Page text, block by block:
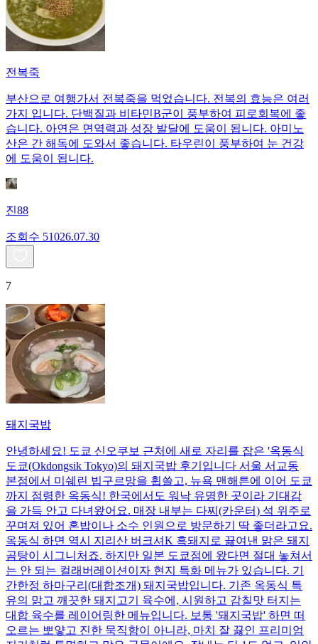
전복죽
부산으로 여행가서 전복죽을 먹었습니다. 전복의 효능은 여러
가지 입니다. 단백질과 비타민B군이 풍부하여 피로회복에 좋
습니다. 아연은 면역력과 성장 발달에 도움이 됩니다. 아미노
산은 간 해독에 도와서 좋습니다. 타우린이 풍부하여 눈 건강
에 도움이 됩니다.
진88
조회수 51026.07.30
7
돼지국밥
안녕하세요! 도쿄 신오쿠보 근처에 새로 자리를 잡은 '옥동식
도쿄(Okdongsik Tokyo)의 돼지국밥 후기입니다 서울 서교동
본점에서 미쉐린 빕구르망을 휩쓸고, 뉴욕 맨해튼에 이어 도쿄
까지 점령한 옥동식! 한국에서도 워낙 유명한 곳이라 기대감
을 가득 안고 다녀왔어요. 매장 내부는 다찌(카운터) 석 위주로
꾸며져 있어 혼밥이나 소수 인원으로 방문하기 딱 좋더라고요.
옥동식 하면 역시 지리산 버크셔K 흑돼지로 끓여낸 맑은 돼지
곰탕이 시그니처죠. 하지만 일본 도쿄점에 왔다면 절대 놓쳐서
는 안 되는 컬래버레이션이자 현지 특화 메뉴가 있습니다. 기
간한정 하마구리(대합조개) 돼지국밥입니다. 기존 옥동식 특
유의 맑고 깨끗한 돼지고기 육수에, 시원하고 감칠맛 터지는
대합 육수를 레이어링한 메뉴입니다. 보통 '돼지국밥' 하면 떠
오르는 뽀얗고 진한 묵직함이 아니라, 마치 잘 끓인 프리미엄